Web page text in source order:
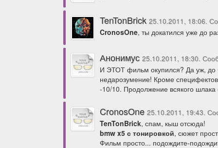
TenTonBrick 25.10.2011, 18:06.
CronosOne, ты докатился уже до
Анонимус 25.10.2011, 18:30.
И ЭТОТ фильм окупился? Да уж, до
недарозумение! Кроме
-10/10. Продолжение всякого
CronosOne 25.10.2011, 19:43.
TenTonBrick, спам, кыш отсюда!
bmw x5 с тонировкой, сюжет
Фильм просто... подождите-